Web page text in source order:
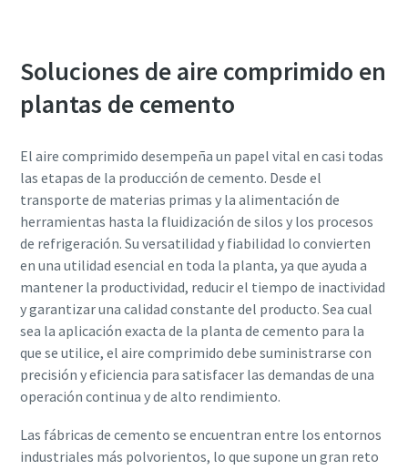
Soluciones de aire comprimido en
plantas de cemento
El aire comprimido desempeña un papel vital en casi todas
las etapas de la producción de cemento. Desde el
transporte de materias primas y la alimentación de
herramientas hasta la fluidización de silos y los procesos
de refrigeración. Su versatilidad y fiabilidad lo convierten
en una utilidad esencial en toda la planta, ya que ayuda a
mantener la productividad, reducir el tiempo de inactividad
y garantizar una calidad constante del producto. Sea cual
sea la aplicación exacta de la planta de cemento para la
que se utilice, el aire comprimido debe suministrarse con
precisión y eficiencia para satisfacer las demandas de una
operación continua y de alto rendimiento.
Las fábricas de cemento se encuentran entre los entornos
industriales más polvorientos, lo que supone un gran reto